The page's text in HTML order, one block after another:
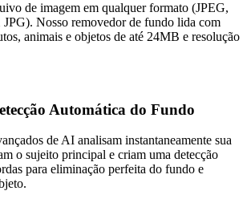
de imagem em qualquer formato (JPEG,
Nosso removedor de fundo lida com
animais e objetos de até 24MB e resolução
Automática do Fundo
de AI analisam instantaneamente sua
o sujeito principal e criam uma detecção
para eliminação perfeita do fundo e